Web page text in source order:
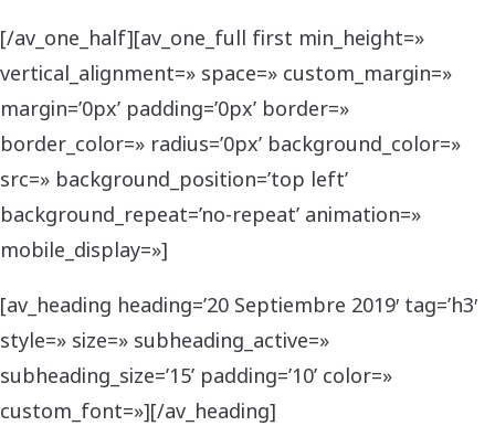
[/av_one_half][av_one_full first min_height=»
vertical_alignment=» space=» custom_margin=»
margin=’0px’ padding=’0px’ border=»
border_color=» radius=’0px’ background_color=»
src=» background_position=’top left’
background_repeat=’no-repeat’ animation=»
mobile_display=»]
[av_heading heading=’20 Septiembre 2019′ tag=’h3′
style=» size=» subheading_active=»
subheading_size=’15’ padding=’10’ color=»
custom_font=»][/av_heading]